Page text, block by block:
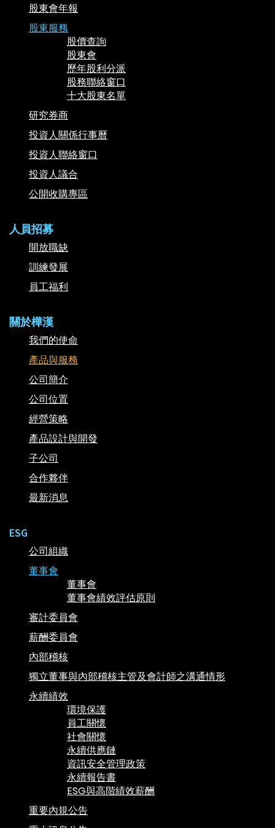
股東會年報
股東服務
股價查詢
股東會
歷年股利分派
股務聯絡窗口
十大股東名單
研究券商
投資人關係行事曆
投資人聯絡窗口
投資人議合
公開收購專區
人員招募
開放職缺
訓練發展
員工福利
關於樺漢
我們的使命
產品與服務
公司簡介
公司位置
經營策略
產品設計與開發
子公司
合作夥伴
最新消息
ESG
公司組織
董事會
董事會
董事會績效評估原則
審計委員會
薪酬委員會
內部稽核
獨立董事與內部稽核主管及會計師之溝通情形
永續績效
環境保護
員工關懷
社會關懷
永續供應鏈
資訊安全管理政策
永續報告書
ESG與高階績效薪酬
重要內規公告